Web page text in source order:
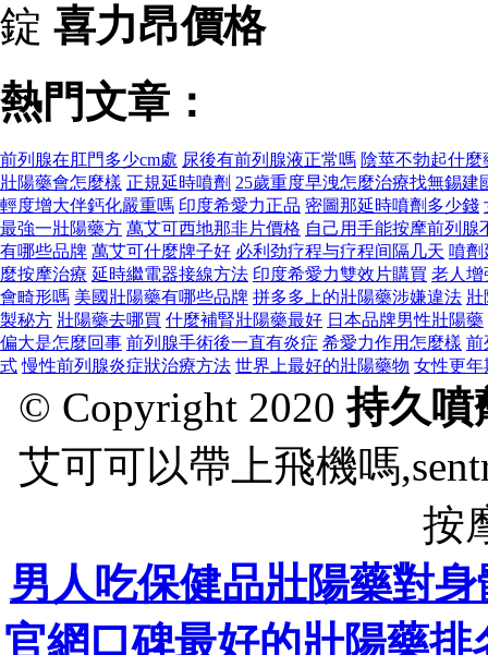
錠 喜力昂價格
熱門文章：
前列腺在肛門多少cm處 尿後有前列腺液正常嗎 陰莖不勃起什麼
壯陽藥會怎麼樣 正規延時噴劑 25歲重度早洩怎麼治療找無錫建
輕度增大伴鈣化嚴重嗎 印度希愛力正品 密圖那延時噴劑多少錢
最強一壯陽藥方 萬艾可西地那非片價格 自己用手能按摩前列腺
有哪些品牌 萬艾可什麼牌子好 必利劲疗程与疗程间隔几天 噴劑
麼按摩治療 延時繼電器接線方法 印度希愛力雙效片購買 老人增
會畸形嗎 美國壯陽藥有哪些品牌 拼多多上的壯陽藥涉嫌違法 壯
製秘方 壯陽藥去哪買 什麼補腎壯陽藥最好 日本品牌男性壯陽藥
偏大是怎麼回事 前列腺手術後一直有炎症 希愛力作用怎麼樣 前
式 慢性前列腺炎症狀治療方法 世界上最好的壯陽藥物 女性更年
© Copyright 2020持久噴
艾可可以帶上飛機嗎
按
男人吃保健品壯陽藥對
官網口碑最好的壯陽藥排